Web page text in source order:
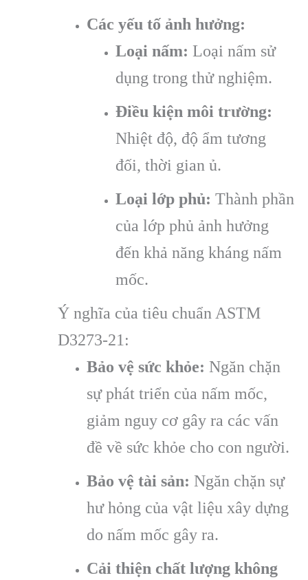
Các yếu tố ảnh hưởng:
Loại nấm: Loại nấm sử
dụng trong thử nghiệm.
Điều kiện môi trường:
Nhiệt độ, độ ẩm tương
đối, thời gian ủ.
Loại lớp phủ: Thành phần
của lớp phủ ảnh hưởng
đến khả năng kháng nấm
mốc.
Ý nghĩa của tiêu chuẩn ASTM
D3273-21:
Bảo vệ sức khỏe: Ngăn chặn
sự phát triển của nấm mốc,
giảm nguy cơ gây ra các vấn
đề về sức khỏe cho con người.
Bảo vệ tài sản: Ngăn chặn sự
hư hỏng của vật liệu xây dựng
do nấm mốc gây ra.
Cải thiện chất lượng không